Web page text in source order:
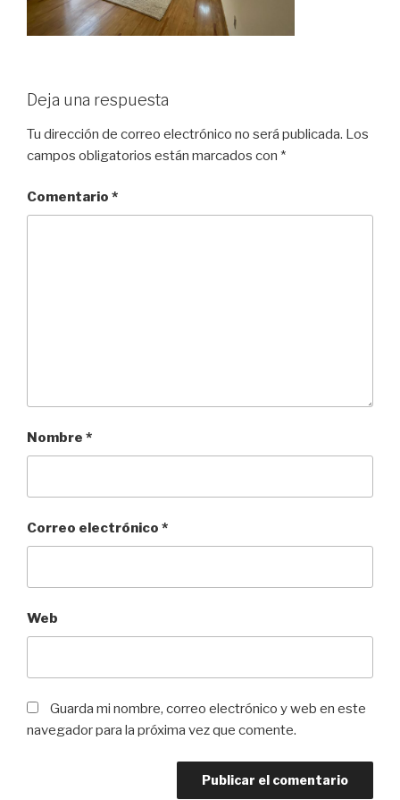
Deja una respuesta
Tu dirección de correo electrónico no será publicada. Los
campos obligatorios están marcados con *
Comentario *
Nombre *
Correo electrónico *
Web
Guarda mi nombre, correo electrónico y web en este
navegador para la próxima vez que comente.